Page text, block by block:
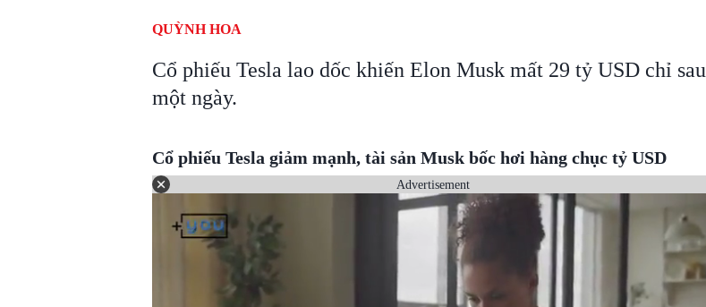
QUỲNH HOA
Cổ phiếu Tesla lao dốc khiến Elon Musk mất 29 tỷ USD chỉ sau
một ngày.
Cổ phiếu Tesla giảm mạnh, tài sản Musk bốc hơi hàng chục tỷ USD
Advertisement